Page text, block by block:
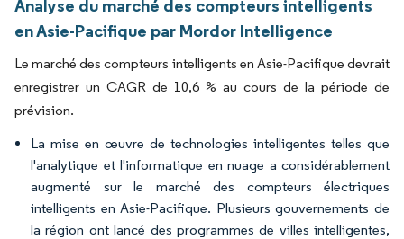
Analyse du marché des compteurs intelligents
en Asie-Pacifique par Mordor Intelligence
Le marché des compteurs intelligents en Asie-Pacifique devrait
enregistrer un CAGR de 10,6 % au cours de la période de
prévision.
La mise en œuvre de technologies intelligentes telles que
l'analytique et l'informatique en nuage a considérablement
augmenté sur le marché des compteurs électriques
intelligents en Asie-Pacifique. Plusieurs gouvernements de
la région ont lancé des programmes de villes intelligentes,